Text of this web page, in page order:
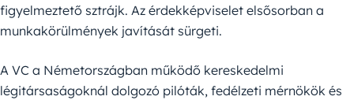
figyelmeztető sztrájk. Az érdekképviselet elsősorban a
munkakörülmények javítását sürgeti.
A VC a Németországban működő kereskedelmi
légitársaságoknál dolgozó pilóták, fedélzeti mérnökök és